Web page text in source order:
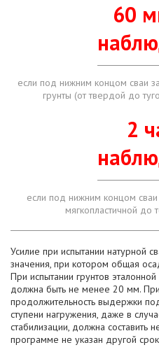
60
если под нижним концом сваи
грунты (от твердой до
2
если под нижним концом сваи
мягкопластичной до
Усилие при испытании натурной
значения, при котором общая
При испытании грунтов
должна быть не менее 20 мм.
продолжительность выдержки
ступени нагружения, даже в
стабилизации, должна составить
программе не указан другой